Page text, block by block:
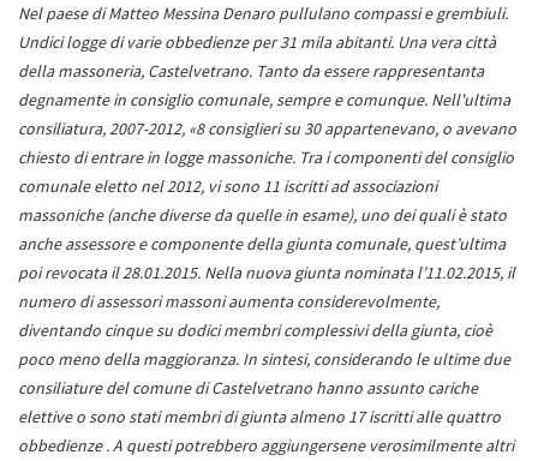
Nel paese di Matteo Messina Denaro pullulano compassi e grembiuli.
Undici logge di varie obbedienze per 31 mila abitanti. Una vera città
della massoneria, Castelvetrano. Tanto da essere rappresentanta
degnamente in consiglio comunale, sempre e comunque. Nell'ultima
consiliatura, 2007-2012, «8 consiglieri su 30 appartenevano, o avevano
chiesto di entrare in logge massoniche. Tra i componenti del consiglio
comunale eletto nel 2012, vi sono 11 iscritti ad associazioni
massoniche (anche diverse da quelle in esame), uno dei quali è stato
anche assessore e componente della giunta comunale, quest’ultima
poi revocata il 28.01.2015. Nella nuova giunta nominata l’11.02.2015, il
numero di assessori massoni aumenta considerevolmente,
diventando cinque su dodici membri complessivi della giunta, cioè
poco meno della maggioranza. In sintesi, considerando le ultime due
consiliature del comune di Castelvetrano hanno assunto cariche
elettive o sono stati membri di giunta almeno 17 iscritti alle quattro
obbedienze . A questi potrebbero aggiungersene verosimilmente altri